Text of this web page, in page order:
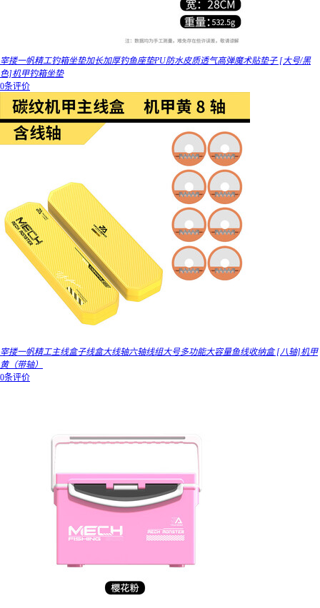
宰搂一帆精工钓箱坐垫加长加厚钓鱼座垫PU防水皮质透气高弹魔术贴垫子 [大号/黑
色]机甲钓箱坐垫
0条评价
宰搂一帆精工主线盒子线盒大线轴六轴线组大号多功能大容量鱼线收纳盒 [八轴]机甲
黄（带轴）
0条评价